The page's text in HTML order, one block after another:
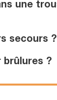
une
secours ?
brûlures ?